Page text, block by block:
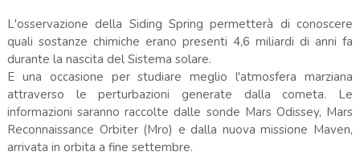
L'osservazione della Siding Spring permetterà di conoscere
quali sostanze chimiche erano presenti 4,6 miliardi di anni fa
durante la nascita del Sistema solare.
E una occasione per studiare meglio l'atmosfera marziana
attraverso le perturbazioni generate dalla cometa. Le
informazioni saranno raccolte dalle sonde Mars Odissey, Mars
Reconnaissance Orbiter (Mro) e dalla nuova missione Maven,
arrivata in orbita a fine settembre.